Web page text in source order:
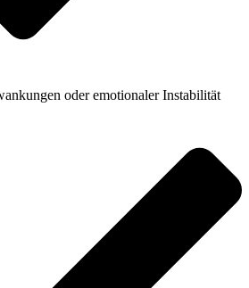
oder emotionaler Instabilität